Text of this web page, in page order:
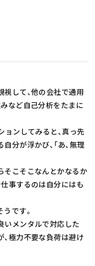
して、他の会社で通用
など自己分析をたまに
ョンしてみると、真っ先
分が浮かび、「あ、無理
そこそこなんとかなるか
事するのは自分にはも
です。
いメンタルで対応した
極力不要な負荷は避け